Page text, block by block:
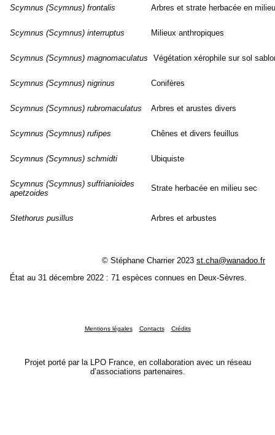
Scymnus (Scymnus) frontalis Arbres et strate herbacée en
Scymnus (Scymnus) interruptus Milieux anthropiques
Scymnus (Scymnus) magnomaculatus Végétation xérophile sur sol
Scymnus (Scymnus) nigrinus Conifères
Scymnus (Scymnus) rubromaculatus Arbres et arustes divers
Scymnus (Scymnus) rufipes Chênes et divers feuillus
Scymnus (Scymnus) schmidti Ubiquiste
Scymnus (Scymnus) suffrianioides
apetzoides
Strate herbacée en milieu sec
Stethorus pusillus Arbres et arbustes
© Stéphane Charrier 2023 st.cha@wanadoo.fr
État au 31 décembre 2022 : 71 espèces connues en Deux-Sèvres.
Mentions légales Contacts Crédits
Projet porté par la LPO France, en collaboration avec un réseau
d’associations partenaires.